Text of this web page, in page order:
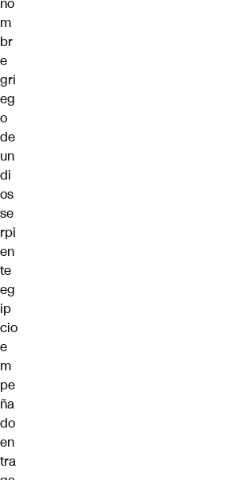
m
br
e
gri
eg
o
de
un
di
os
se
rpi
en
te
eg
ip
cio
e
m
pe
ña
do
en
tra